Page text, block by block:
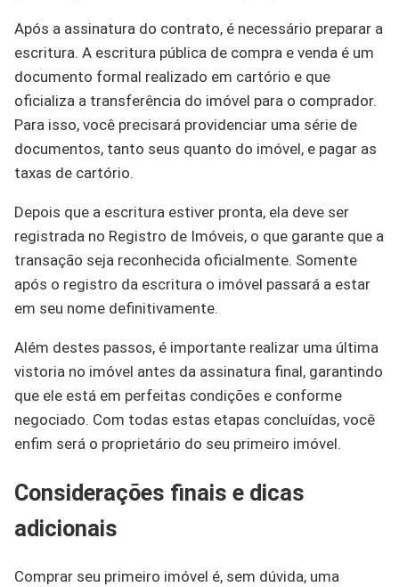
Após a assinatura do contrato, é necessário preparar a
escritura. A escritura pública de compra e venda é um
documento formal realizado em cartório e que
oficializa a transferência do imóvel para o comprador.
Para isso, você precisará providenciar uma série de
documentos, tanto seus quanto do imóvel, e pagar as
taxas de cartório.
Depois que a escritura estiver pronta, ela deve ser
registrada no Registro de Imóveis, o que garante que a
transação seja reconhecida oficialmente. Somente
após o registro da escritura o imóvel passará a estar
em seu nome definitivamente.
Além destes passos, é importante realizar uma última
vistoria no imóvel antes da assinatura final, garantindo
que ele está em perfeitas condições e conforme
negociado. Com todas estas etapas concluídas, você
enfim será o proprietário do seu primeiro imóvel.
Considerações finais e dicas
adicionais
Comprar seu primeiro imóvel é, sem dúvida, uma